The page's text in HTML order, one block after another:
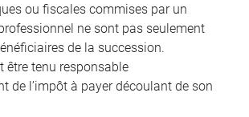
ou fiscales commises par un
ne sont pas seulement
de la succession.
être tenu responsable
de l’impôt à payer découlant de son